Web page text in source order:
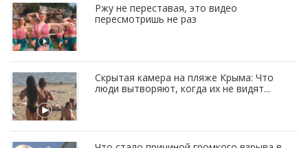
Ржу не переставая, это видео
пересмотришь не раз
Скрытая камера на пляже Крыма: Что
люди вытворяют, когда их не видят...